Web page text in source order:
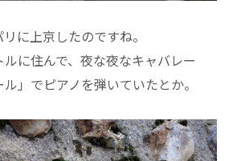
に上京したのですね。
に住んで、夜な夜なキャバレー
ル」でピアノを弾いていたとか。